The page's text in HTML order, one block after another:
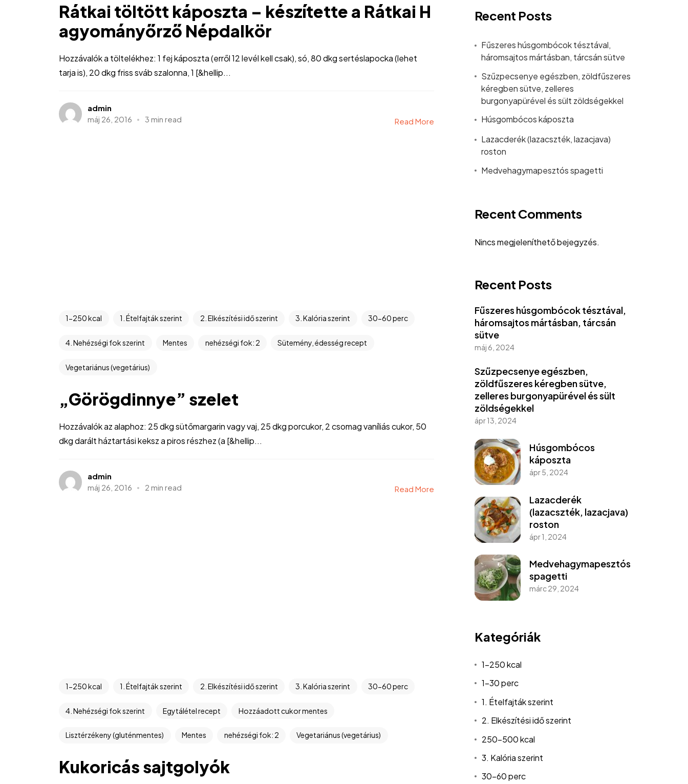
Rátkai töltött káposzta – készítette a Rátkai H
agyományőrző Népdalkör
Hozzávalók a töltelékhez: 1 fej káposzta (erről 12 levél kell csak), só, 80 dkg sertéslapocka (lehet
tarja is), 20 dkg friss sváb szalonna, 1 [&hellip...
admin
máj 26, 2016
3 min read Read More
1-250 kcal 1. Ételfajták szerint 2. Elkészítési idő szerint 3. Kalória szerint 30-60 perc
4. Nehézségi fok szerint Mentes nehézségi fok: 2 Sütemény, édesség recept
Vegetariánus (vegetárius)
„Görögdinnye” szelet
Hozzávalók az alaphoz: 25 dkg sütőmargarin vagy vaj, 25 dkg porcukor, 2 csomag vaníliás cukor, 50
dkg darált háztartási keksz a piros részhez (a [&hellip...
admin
máj 26, 2016
2 min read Read More
1-250 kcal 1. Ételfajták szerint 2. Elkészítési idő szerint 3. Kalória szerint 30-60 perc
4. Nehézségi fok szerint Egytálétel recept Hozzáadott cukor mentes
Lisztérzékeny (gluténmentes) Mentes nehézségi fok: 2 Vegetariánus (vegetárius)
Kukoricás sajtgolyók
Recent Posts
Fűszeres húsgombócok tésztával,
háromsajtos mártásban, tárcsán sütve
Szűzpecsenye egészben, zöldfűszeres
kéregben sütve, zelleres
burgonyapürével és sült zöldségekkel
Húsgombócos káposzta
Lazacderék (lazacszték, lazacjava)
roston
Medvehagymapesztós spagetti
Recent Comments
Nincs megjeleníthető bejegyzés.
Recent Posts
Fűszeres húsgombócok tésztával,
háromsajtos mártásban, tárcsán
sütve
máj 6, 2024
Szűzpecsenye egészben,
zöldfűszeres kéregben sütve,
zelleres burgonyapürével és sült
zöldségekkel
ápr 13, 2024
Húsgombócos
káposzta
ápr 5, 2024
Lazacderék
(lazacszték, lazacjava)
roston
ápr 1, 2024
Medvehagymapesztós
spagetti
márc 29, 2024
Kategóriák
1-250 kcal
1-30 perc
1. Ételfajták szerint
2. Elkészítési idő szerint
250-500 kcal
3. Kalória szerint
30-60 perc